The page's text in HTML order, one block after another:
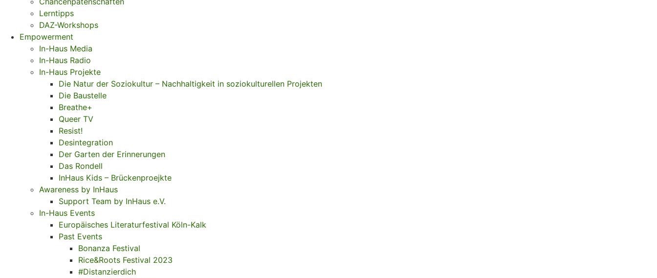
Lerntipps
DAZ-Workshops
Empowerment
In-Haus Media
In-Haus Radio
In-Haus Projekte
Die Natur der Soziokultur – Nachhaltigkeit in soziokulturellen Projekten
Die Baustelle
Breathe+
Queer TV
Resist!
Desintegration
Der Garten der Erinnerungen
Das Rondell
InHaus Kids – Brückenproejkte
Awareness by InHaus
Support Team by InHaus e.V.
In-Haus Events
Europäisches Literaturfestival Köln-Kalk
Past Events
Bonanza Festival
Rice&Roots Festival 2023
#Distanzierdich